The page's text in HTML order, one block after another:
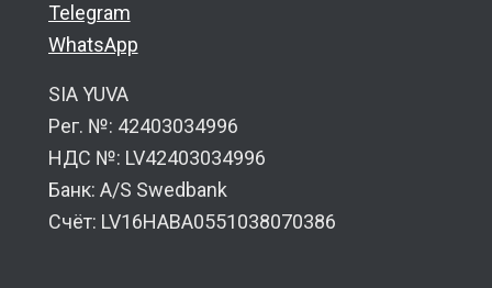
Telegram
WhatsApp
SIA YUVA
Рег. №: 42403034996
НДС №: LV42403034996
Банк: A/S Swedbank
Счёт: LV16HABA0551038070386